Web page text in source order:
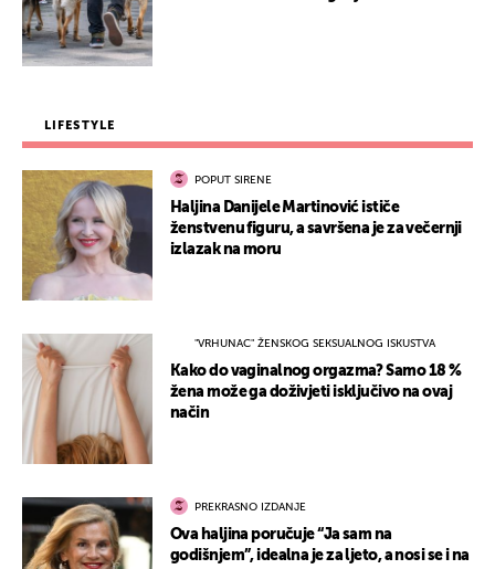
LIFESTYLE
POPUT SIRENE
Haljina Danijele Martinović ističe
ženstvenu figuru, a savršena je za večernji
izlazak na moru
"VRHUNAC" ŽENSKOG SEKSUALNOG ISKUSTVA
Kako do vaginalnog orgazma? Samo 18 %
žena može ga doživjeti isključivo na ovaj
način
PREKRASNO IZDANJE
Ova haljina poručuje “Ja sam na
godišnjem”, idealna je za ljeto, a nosi se i na